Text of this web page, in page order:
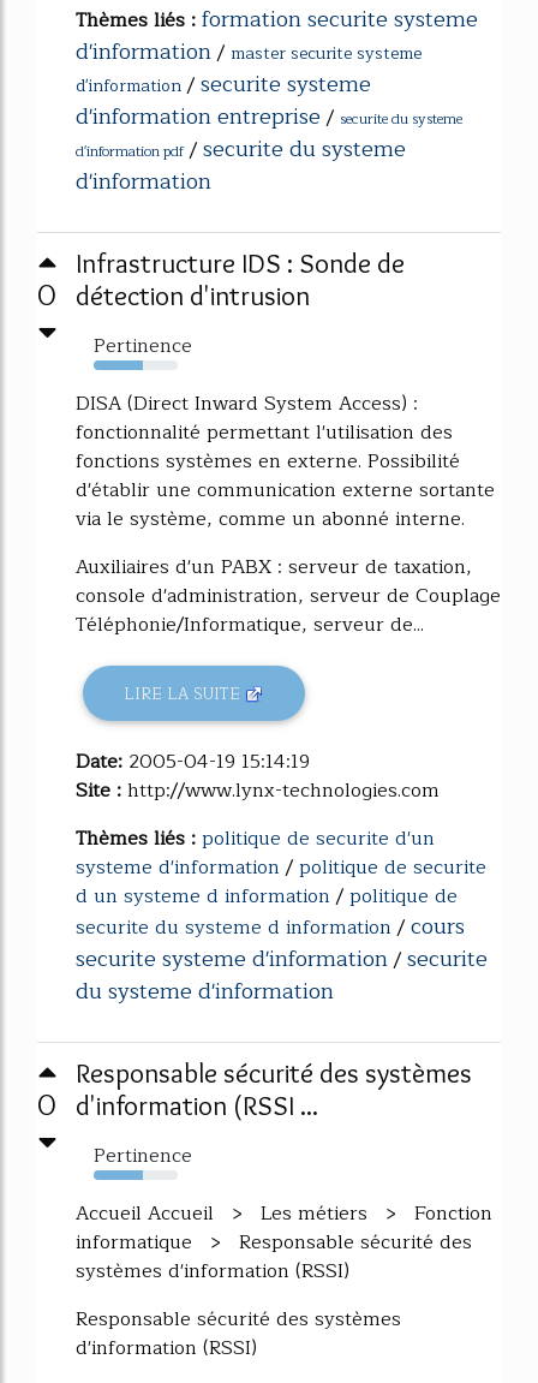
Thèmes liés :formation securite systeme
d'information/ master securite systeme
d'information/securite systeme
d'information entreprise/ securite du systeme
d'information pdf/securite du systeme
d'information
0
Infrastructure IDS : Sonde de
détection d'intrusion
Pertinence
59%
DISA (Direct Inward System Access) :
fonctionnalité permettant l'utilisation des
fonctions systèmes en externe. Possibilité
d'établir une communication externe sortante
via le système, comme un abonné interne.
Auxiliaires d'un PABX : serveur de taxation,
console d'administration, serveur de Couplage
Téléphonie/Informatique, serveur de...
LIRE LA SUITE
Date: 2005-04-19 15:14:19
Site :http://www.lynx-technologies.com
Thèmes liés :politique de securite d'un
systeme d'information/politique de securite
d un systeme d information/politique de
securite du systeme d information/cours
securite systeme d'information/securite
du systeme d'information
0
Responsable sécurité des systèmes
d'information (RSSI ...
Pertinence
59%
Accueil Accueil > Les métiers > Fonction
informatique > Responsable sécurité des
systèmes d'information (RSSI)
Responsable sécurité des systèmes
d'information (RSSI)